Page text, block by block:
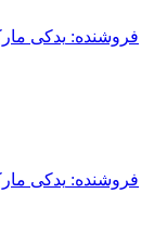
فروشنده: یدکی
فروشنده: یدکی